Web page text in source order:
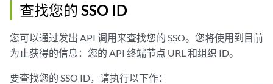
查找您的 SSO ID
您可以通过发出 API 调用来查找您的 SSO。您将使用到目前
为止获得的信息：您的 API 终端节点 URL 和组织 ID。
要查找您的 SSO ID，请执行以下作：